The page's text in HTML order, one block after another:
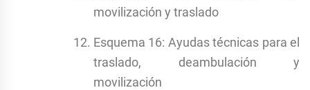
movilización y traslado
Esquema 16: Ayudas técnicas para el
traslado, deambulación y
movilización